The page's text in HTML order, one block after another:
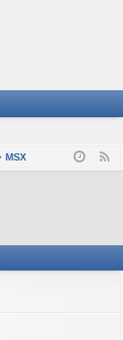
MSX